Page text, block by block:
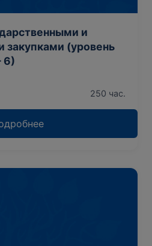
и
(уровень
6)
250 час.